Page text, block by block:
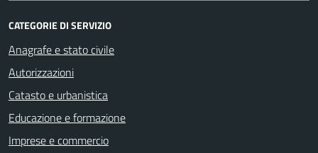
CATEGORIE DI SERVIZIO
Anagrafe e stato civile
Autorizzazioni
Catasto e urbanistica
Educazione e formazione
Imprese e commercio